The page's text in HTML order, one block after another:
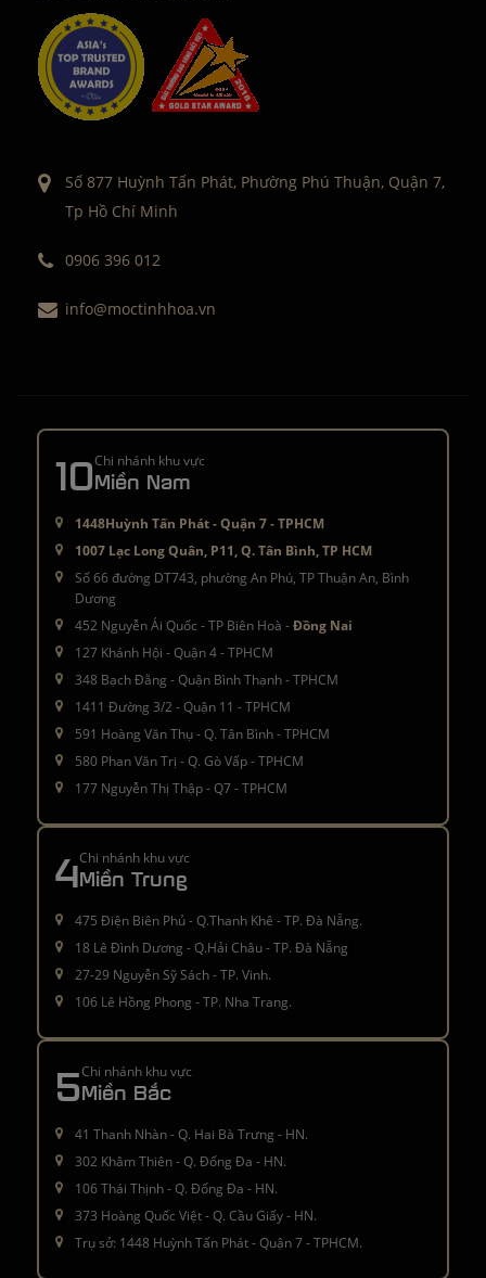
Số 877 Huỳnh Tấn Phát, Phường Phú Thuận, Quận 7,
Tp Hồ Chí Minh
0906 396 012
info@moctinhhoa.vn
10Chi nhánh khu vực
Miền Nam
1448Huỳnh Tấn Phát - Quận 7 - TPHCM
1007 Lạc Long Quân, P11, Q. Tân Bình, TP HCM
Số 66 đường DT743, phường An Phú, TP Thuận An, Bình
Dương
452 Nguyễn Ái Quốc - TP Biên Hoà -Đồng Nai
127 Khánh Hội - Quận 4 - TPHCM
348 Bạch Đằng - Quận Bình Thạnh - TPHCM
1411 Đường 3/2 - Quận 11 - TPHCM
591 Hoàng Văn Thụ - Q. Tân Bình - TPHCM
580 Phan Văn Trị - Q. Gò Vấp - TPHCM
177 Nguyễn Thị Thập - Q7 - TPHCM
4Chi nhánh khu vực
Miền Trung
475 Điện Biên Phủ - Q.Thanh Khê - TP. Đà Nẵng.
18 Lê Đình Dương - Q.Hải Châu - TP. Đà Nẵng
27-29 Nguyễn Sỹ Sách - TP. Vinh.
106 Lê Hồng Phong - TP. Nha Trang.
5Chi nhánh khu vực
Miền Bắc
41 Thanh Nhàn - Q. Hai Bà Trưng - HN.
302 Khâm Thiên - Q. Đống Đa - HN.
106 Thái Thịnh - Q. Đống Đa - HN.
373 Hoàng Quốc Việt - Q. Cầu Giấy - HN.
Trụ sở: 1448 Huỳnh Tấn Phát - Quận 7 - TPHCM.